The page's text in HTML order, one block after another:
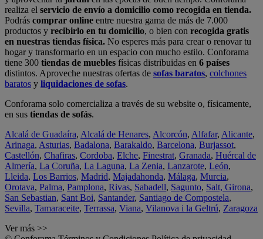
realiza el servicio de envío a domicilio como recogida en tienda.
Podrás comprar online entre nuestra gama de más de 7.000
productos y recibirlo en tu domicilio, o bien con recogida gratis
en nuestras tiendas física. No esperes más para crear o renovar tu
hogar y transformarlo en un espacio con mucho estilo. Conforama
tiene 300 tiendas de muebles físicas distribuidas en 6 países
distintos. Aproveche nuestras ofertas de sofas baratos, colchones
baratos y liquidaciones de sofas.
Conforama solo comercializa a través de su website o, físicamente,
en sus tiendas de sofás.
Alcalá de Guadaíra, Alcalá de Henares, Alcorcón, Alfafar, Alicante,
Arinaga, Asturias, Badalona, Barakaldo, Barcelona, Burjassot,
Castellón, Chafiras, Cordoba, Elche, Finestrat, Granada, Huércal de
Almería, La Coruña, La Laguna, La Zenia, Lanzarote, León,
Lleida, Los Barrios, Madrid, Majadahonda, Málaga, Murcia,
Orotava, Palma, Pamplona, Rivas, Sabadell, Sagunto, Salt, Girona,
San Sebastian, Sant Boi, Santander, Santiago de Compostela,
Sevilla, Tamaraceite, Terrassa, Viana, Vilanova i la Geltrú, Zaragoza
Ver más >>